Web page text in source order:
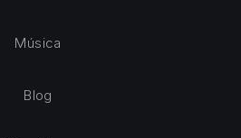
Música
Blog